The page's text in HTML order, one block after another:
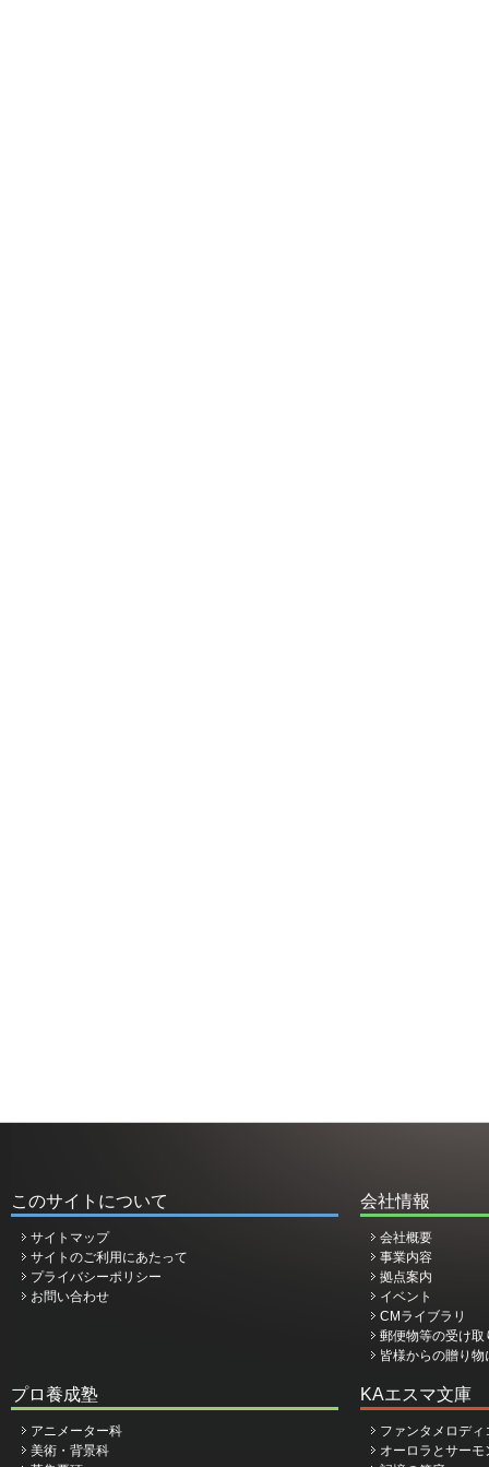
このサイトについて
サイトマップ
サイトのご利用にあたって
プライバシーポリシー
お問い合わせ
会社情報
会社概要
事業内容
拠点案内
イベント
CMライブラリ
郵便物等の受け取
皆様からの贈り
プロ養成塾
アニメーター科
美術・背景科
KAエスマ文庫
ファンタメロデ
オーロラとサーモ